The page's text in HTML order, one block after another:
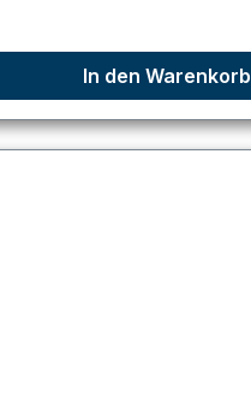
In den Warenkorb